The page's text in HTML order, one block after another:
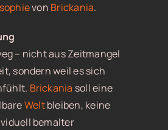
von Brickania.
– nicht aus Zeitmangel
sondern weil es sich
Brickania soll eine
Weltbleiben, keine
bemalter